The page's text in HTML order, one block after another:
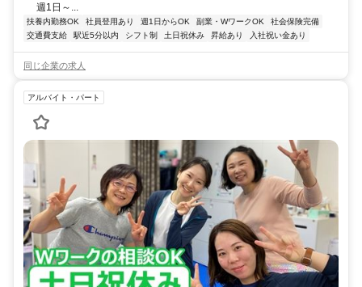
週1日～...
扶養内勤務OK 社員登用あり 週1日からOK 副業・WワークOK
社会保険完備
交通費支給
駅近5分以内 シフト制 土日祝休み 昇給あり 入社祝い金あり
同じ企業の求人
アルバイト・パート